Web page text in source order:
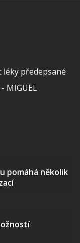
léky předepsané
MIGUEL
pomáhá několik